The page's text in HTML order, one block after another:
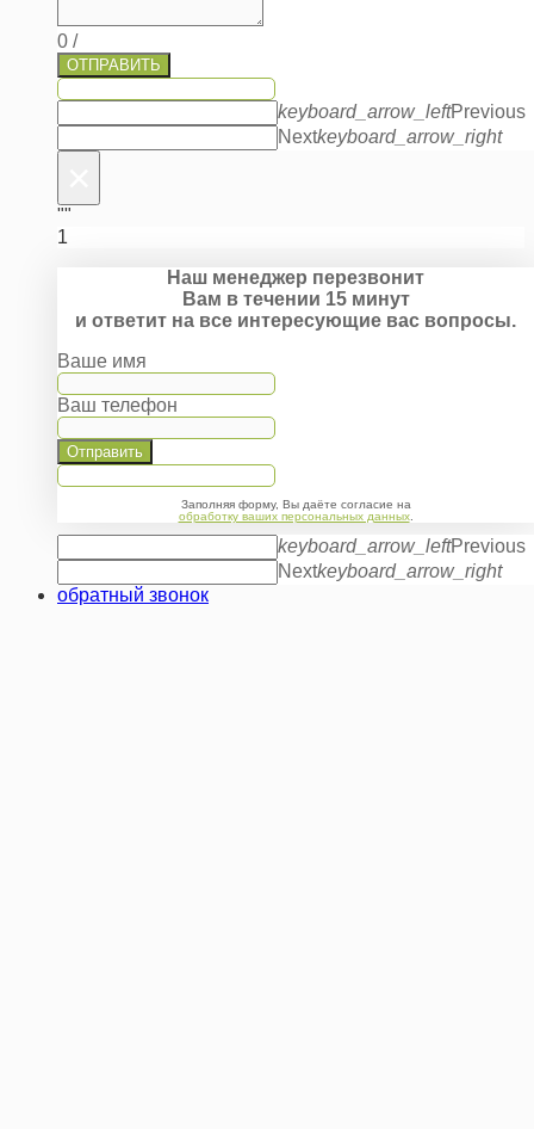
0 /
ОТПРАВИТЬ
keyboard_arrow_leftPrevious
Nextkeyboard_arrow_right
""
1
Наш менеджер перезвонит
Вам в течении 15 минут
и ответит на все интересующие вас вопросы.
Ваше имя
Ваш телефон
Отправить
Заполняя форму, Вы даёте согласие на
обработку ваших персональных данных.
keyboard_arrow_leftPrevious
Nextkeyboard_arrow_right
обратный звонок